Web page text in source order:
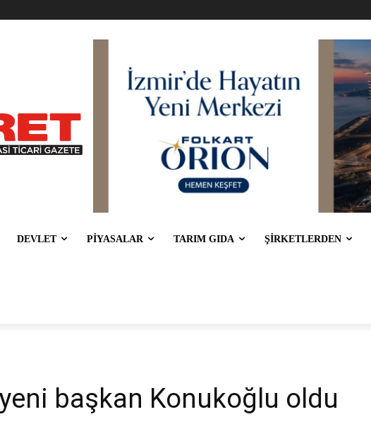
DEVLET PİYASALAR TARIM GIDA ŞİRKETLERDEN
yeni başkan Konukoğlu oldu